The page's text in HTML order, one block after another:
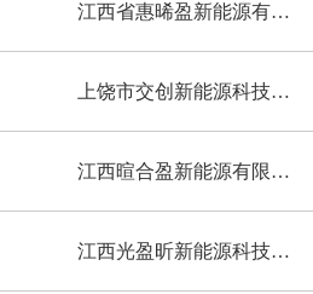
江西省惠晞盈新能源有限公司
上饶市交创新能源科技有限公司抚州分公司
江西暄合盈新能源有限公司
江西光盈昕新能源科技有限公司